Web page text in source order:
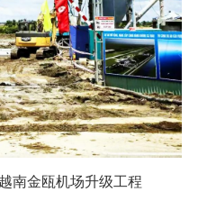
南金瓯机场升级工程